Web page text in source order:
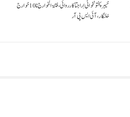
خیبر پختونخوا ٹی اِرا جتا کارروائی، فتنۃ الخوارج نا 10خوارج
خلنگار،آئی ایس پی آر